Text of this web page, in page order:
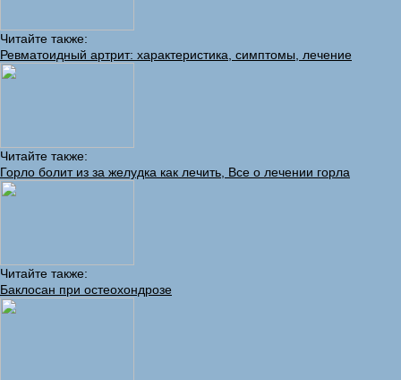
Читайте также:
Ревматоидный артрит: характеристика, симптомы, лечение
Читайте также:
Горло болит из за желудка как лечить, Все о лечении горла
Читайте также:
Баклосан при остеохондрозе